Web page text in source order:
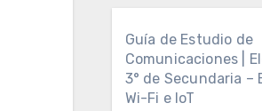
Guía de Estudio de
Comunicaciones |
3° de Secundaria –
Wi-Fi e IoT